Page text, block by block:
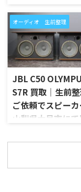
ーカー端子、外観コン
ン、元箱や取扱資料など
の有無を確認しながら
たしました。 NC10-
は、公式情報では
系やNC10_MAOP系と
記が見られるモデルです
京都府木津川市で、
プリメインアンプ「AU-
LIMITED」を出張買取
ただきました。今回の
は、AU-D907をベース
高品位化が図られた
デルで、左右チャンネル
し状態、入力切替、ボリ
ム、トーンコントロール
ノ入力、スピーカー出
Out、Main Amp入力、
品：SANSUI AU-D907
メーカー：SANSUI / 山
オーディオ 生前整理
JBL C50
S7R 買取｜生前
ご依頼でスピー
山梨県大月市に
いJBLの大型スピーカー
OLYMPUS S7R」を出